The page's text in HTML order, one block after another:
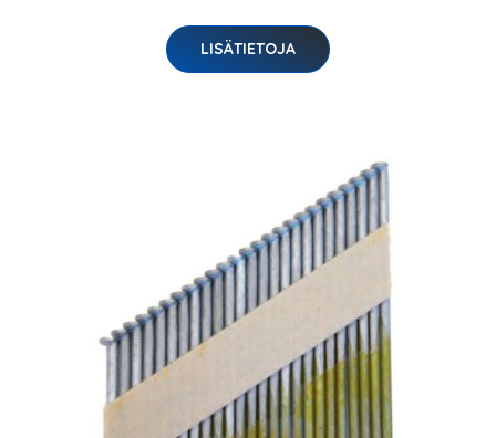
LISÄTIETOJA